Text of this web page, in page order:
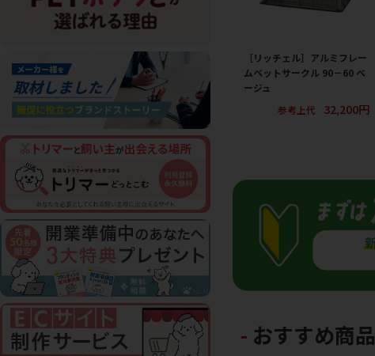
［リッチェル］アルミフレー
ムペットサークル 90－60 ベ
ージュ
参考上代
32,200円
おすすめ商品